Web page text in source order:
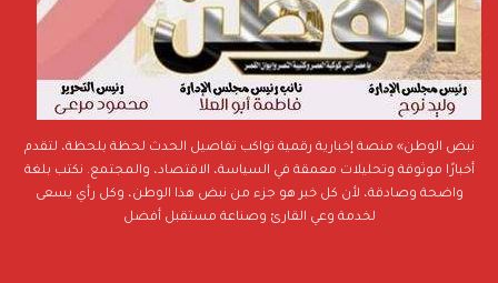
نبض الوطن» منصة إخبارية رقمية تواكب تفاصيل الحدث لحظة بلحظة، لتقدم
أخبارًا موثوقة وتحليلات معمقة في السياسة، الاقتصاد، والمجتمع. نكتب بلغة
واضحة وصادقة، لأن كل خبر هو جزء من نبض هذا الوطن، وكل رأي يسعى
لخدمة وعي القارئ وصناعة مستقبل أفضل